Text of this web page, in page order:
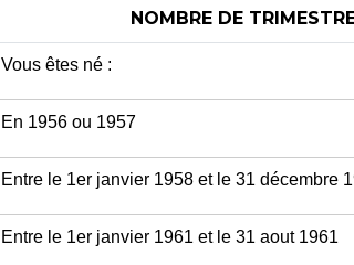
NOMBRE DE
Vous êtes né :
En 1956 ou 1957
Entre le 1er janvier 1958 et le 31 décembre
Entre le 1er janvier 1961 et le 31 aout 1961